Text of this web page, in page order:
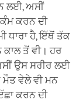
ਲਈ, ਅਸੀਂ
ਕਰਨ ਦੀ
ਧਾਰਾ ਹੈ, ਇੱਥੋਂ ਤੱਕ
ਕਾਲ ਤੋਂ ਵੀ। ਹਰ
ਉਸ ਸਰੀਰ ਲਈ
ਮੌਤ ਵੇਲੇ ਵੀ ਮਨ
ਕਰਨ ਦੀ